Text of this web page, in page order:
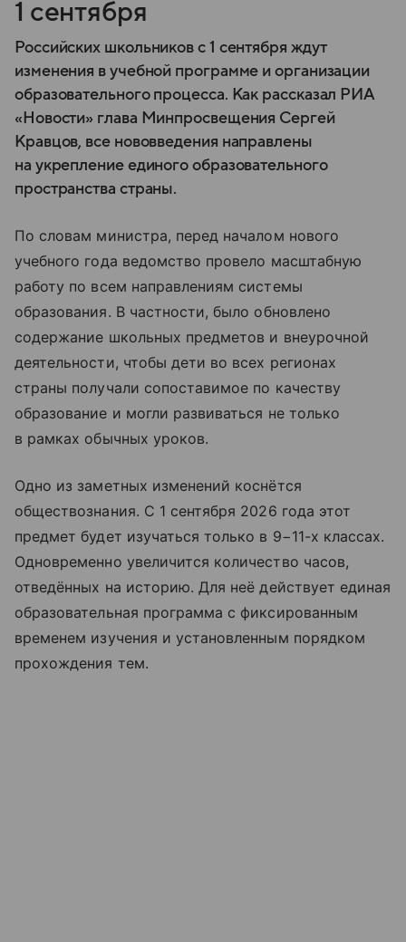
1 сентября
Российских школьников с 1 сентября ждут
изменения в учебной программе и организации
образовательного процесса. Как рассказал РИА
«Новости» глава Минпросвещения Сергей
Кравцов, все нововведения направлены
на укрепление единого образовательного
пространства страны.
По словам министра, перед началом нового
учебного года ведомство провело масштабную
работу по всем направлениям системы
образования. В частности, было обновлено
содержание школьных предметов и внеурочной
деятельности, чтобы дети во всех регионах
страны получали сопоставимое по качеству
образование и могли развиваться не только
в рамках обычных уроков.
Одно из заметных изменений коснётся
обществознания. С 1 сентября 2026 года этот
предмет будет изучаться только в 9−11-х классах.
Одновременно увеличится количество часов,
отведённых на историю. Для неё действует единая
образовательная программа с фиксированным
временем изучения и установленным порядком
прохождения тем.